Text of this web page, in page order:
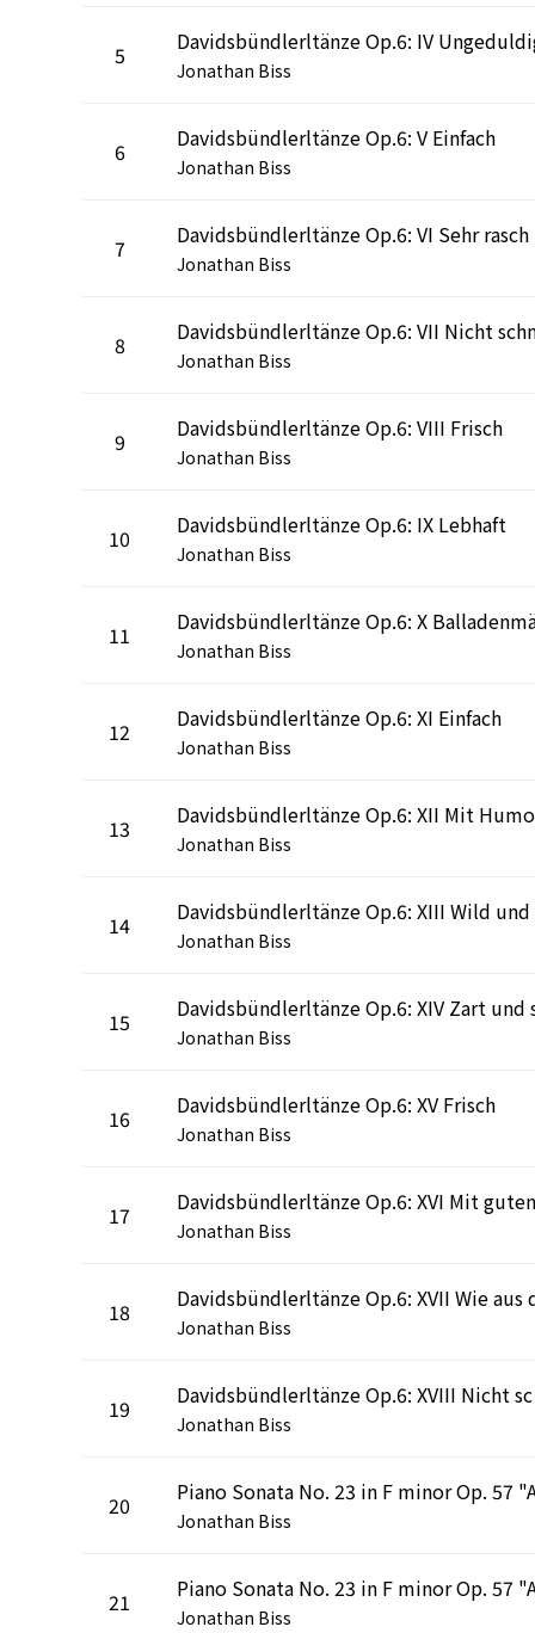
5 Davidsbündlerltänze Op.6: IV
Jonathan Biss
6 Davidsbündlerltänze Op.6: V Einfach
Jonathan Biss
7 Davidsbündlerltänze Op.6: VI Sehr rasch
Jonathan Biss
8
Jonathan Biss
9 Davidsbündlerltänze Op.6: VIII Frisch
Jonathan Biss
10 Davidsbündlerltänze Op.6: IX Lebhaft
Jonathan Biss
11
Jonathan Biss
12 Davidsbündlerltänze Op.6: XI Einfach
Jonathan Biss
13 Davidsbündlerltänze Op.6: XII Mit
Jonathan Biss
14
Jonathan Biss
15
Jonathan Biss
16 Davidsbündlerltänze Op.6: XV Frisch
Jonathan Biss
17
Jonathan Biss
18
Jonathan Biss
19
Jonathan Biss
20
Jonathan Biss
21
Jonathan Biss